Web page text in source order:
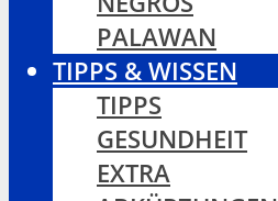
PALAWAN
TIPPS & WISSEN
TIPPS
GESUNDHEIT
EXTRA